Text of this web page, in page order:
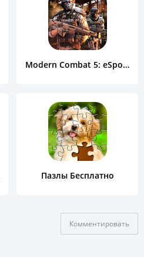
Modern Combat 5: eSports FPS
Пазлы Бесплатно
Комментировать